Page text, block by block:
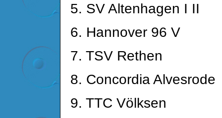
5. SV Altenhagen I II
6. Hannover 96 V
7. TSV Rethen
8. Concordia Alvesrode
9. TTC Völksen